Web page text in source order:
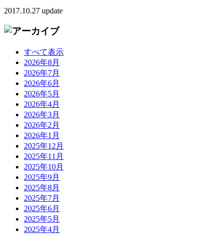
2017.10.27 update
すべて表示
2026年8月
2026年7月
2026年6月
2026年5月
2026年4月
2026年3月
2026年2月
2026年1月
2025年12月
2025年11月
2025年10月
2025年9月
2025年8月
2025年7月
2025年6月
2025年5月
2025年4月